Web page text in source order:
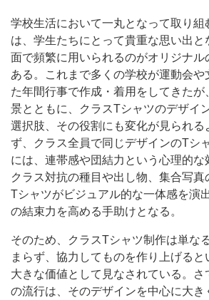
学校生活において一丸となって取り組
は、学生たちにとって貴重な思い出と
面で頻繁に用いられるのがオリジナル
ある。これまで多くの学校が運動会や
た年間行事で作成・着用をしてきた
景とともに、クラスTシャツのデザイ
選択肢、その役割にも変化が見られる
ず、クラス全員で同じデザインのTシ
には、連帯感や団結力という心理的な
クラス対抗の種目や出し物、集合写
Tシャツがビジュアル的な一体感を演
の結束力を高める手助けとなる。
そのため、クラスTシャツ制作は単な
まらず、協力してものを作り上げる
大きな価値として見なされている。さ
の流行は、そのデザインを中心に大き